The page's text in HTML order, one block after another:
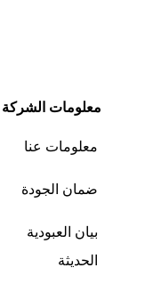
معلومات الشركة
معلومات عنا
ضمان الجودة
بيان العبودية
الحديثة